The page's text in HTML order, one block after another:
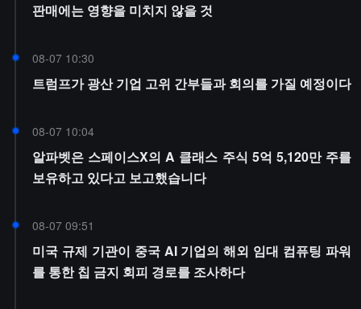
판매에는 영향을 미치지 않을 것
08-07 10:30
트럼프가 광산 기업 고위 간부들과 회의를 가질 예정이다
08-07 10:04
알파벳은 스페이스X의 A 클래스 주식 5억 5,120만 주를
보유하고 있다고 보고했습니다
08-07 09:51
미국 규제 기관이 중국 AI 기업의 해외 임대 컴퓨팅 파워
를 통한 칩 금지 회피 경로를 조사하다